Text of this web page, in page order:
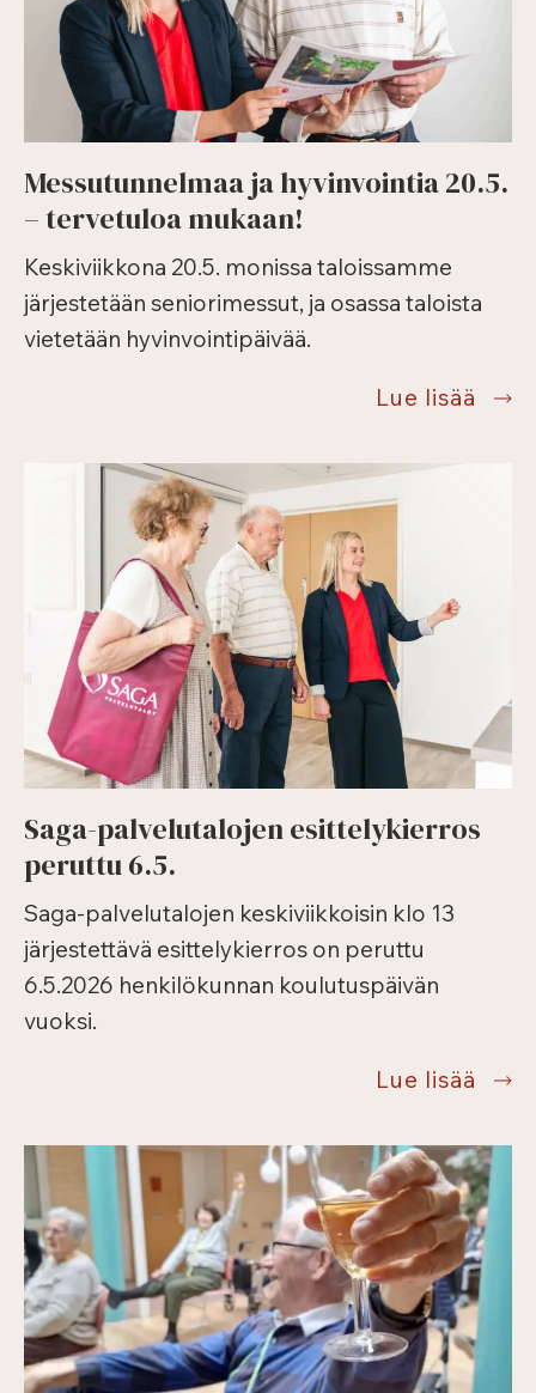
Messutunnelmaa ja hyvinvointia 20.5.
– tervetuloa mukaan!
Keskiviikkona 20.5. monissa taloissamme
järjestetään seniorimessut, ja osassa taloista
vietetään hyvinvointipäivää.
Lue lisää
Saga-palvelutalojen esittelykierros
peruttu 6.5.
Saga-palvelutalojen keskiviikkoisin klo 13
järjestettävä esittelykierros on peruttu
6.5.2026 henkilökunnan koulutuspäivän
vuoksi.
Lue lisää
6.5.